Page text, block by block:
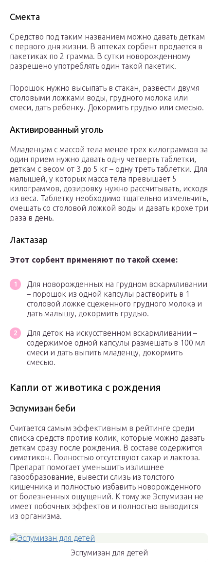
Смекта
Средство под таким названием можно давать деткам
с первого дня жизни. В аптеках сорбент продается в
пакетиках по 2 грамма. В сутки новорожденному
разрешено употреблять один такой пакетик.
Порошок нужно высыпать в стакан, развести двумя
столовыми ложками воды, грудного молока или
смеси, дать ребенку. Докормить грудью или смесью.
Активированный уголь
Младенцам с массой тела менее трех килограммов за
один прием нужно давать одну четверть таблетки,
деткам с весом от 3 до 5 кг – одну треть таблетки. Для
малышей, у которых масса тела превышает 5
килограммов, дозировку нужно рассчитывать, исходя
из веса. Таблетку необходимо тщательно измельчить,
смешать со столовой ложкой воды и давать крохе три
раза в день.
Лактазар
Этот сорбент применяют по такой схеме:
Для новорожденных на грудном вскармливании
– порошок из одной капсулы растворить в 1
столовой ложке сцеженного грудного молока и
дать малышу, докормить грудью.
Для деток на искусственном вскармливании –
содержимое одной капсулы размешать в 100 мл
смеси и дать выпить младенцу, докормить
смесью.
Капли от животика с рождения
Эспумизан беби
Считается самым эффективным в рейтинге среди
списка средств против колик, которые можно давать
деткам сразу после рождения. В составе содержится
симетикон. Полностью отсутствуют сахар и лактоза.
Препарат помогает уменьшить излишнее
газообразование, вывести слизь из толстого
кишечника и полностью избавить новорожденного
от болезненных ощущений. К тому же Эспумизан не
имеет побочных эффектов и полностью выводится
из организма.
Эспумизан для детей